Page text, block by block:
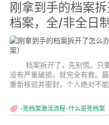
刚拿到手的档案
档案，全/非全日
档案拆开了，先别慌。只要
没有严重破损，就完全有救。
重新核验并密封，个人绝对不
-死档案激活流程-什么是死档案